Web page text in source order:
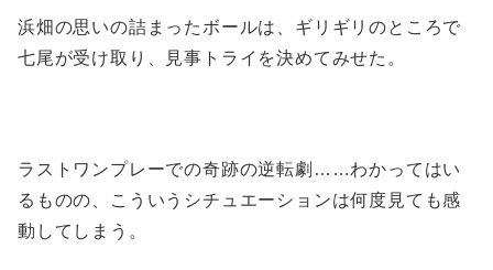
浜畑の思いの詰まったボールは、ギリギリのところで
七尾が受け取り、見事トライを決めてみせた。
ラストワンプレーでの奇跡の逆転劇……わかってはい
るものの、こういうシチュエーションは何度見ても感
動してしまう。